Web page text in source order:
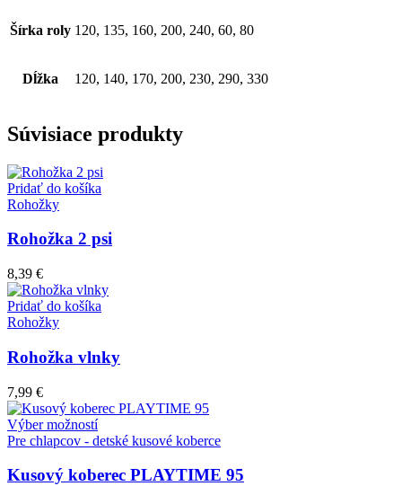
Šírka roly 120, 135, 160, 200, 240, 60, 80
Dĺžka 120, 140, 170, 200, 230, 290, 330
Súvisiace produkty
Pridať do košíka
Rohožky
Rohožka 2 psi
8,39 €
Pridať do košíka
Rohožky
Rohožka vlnky
7,99 €
Výber možnostíTento
produkt
viacero
Pre chlapcov - detské kusové koberce
Kusový koberec PLAYTIME 95